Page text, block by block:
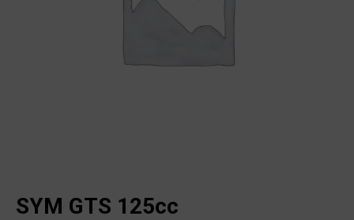
SYM GTS 125cc